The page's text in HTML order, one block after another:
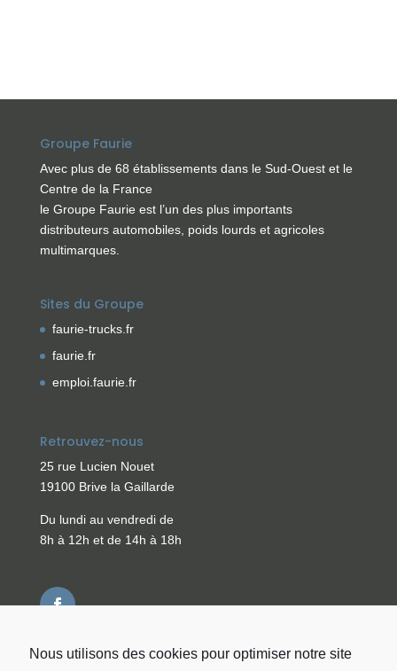
Nous utilisons des cookies pour optimiser notre site
Groupe Faurie
Avec plus de 68 établissements dans le Sud-Ouest et le
Centre de la France
le Groupe Faurie est l’un des plus importants
distributeurs automobiles, poids lourds et agricoles
multimarques.
Sites du Groupe
faurie-trucks.fr
faurie.fr
emploi.faurie.fr
Retrouvez-nous
25 rue Lucien Nouet
19100 Brive la Gaillarde
Du lundi au vendredi de
8h à 12h et de 14h à 18h